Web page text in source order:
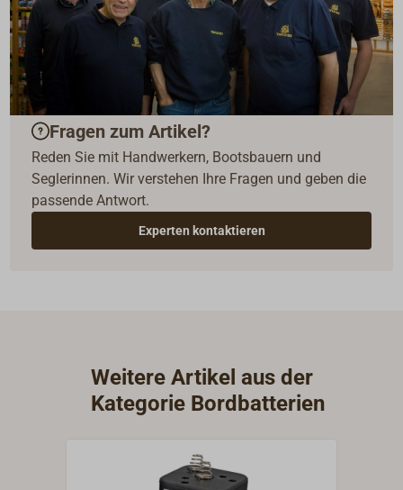
Fragen zum Artikel?
Reden Sie mit Handwerkern, Bootsbauern und
Seglerinnen. Wir verstehen Ihre Fragen und geben die
passende Antwort.
Experten kontaktieren
Weitere Artikel aus der
Kategorie Bordbatterien